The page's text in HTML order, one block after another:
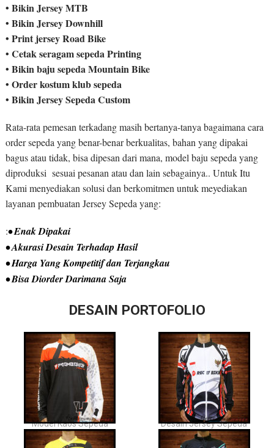
• Bikin Jersey MTB
• Bikin Jersey Downhill
• Print jersey Road Bike
• Cetak seragam sepeda Printing
• Bikin baju sepeda Mountain Bike
• Order kostum klub sepeda
• Bikin Jersey Sepeda Custom
Rata-rata pemesan terkadang masih bertanya-tanya bagaimana cara
order sepeda yang benar-benar berkualitas, bahan yang dipakai
bagus atau tidak, bisa dipesan dari mana, model baju sepeda yang
diproduksi sesuai pesanan atau dan lain sebagainya.. Untuk Itu
Kami menyediakan solusi dan berkomitmen untuk meyediakan
layanan pembuatan Jersey Sepeda yang:
:• Enak Dipakai
• Akurasi Desain Terhadap Hasil
• Harga Yang Kompetitif dan Terjangkau
• Bisa Diorder Darimana Saja
DESAIN PORTOFOLIO
Model Kaos Sepeda Desain Jersey Sepeda